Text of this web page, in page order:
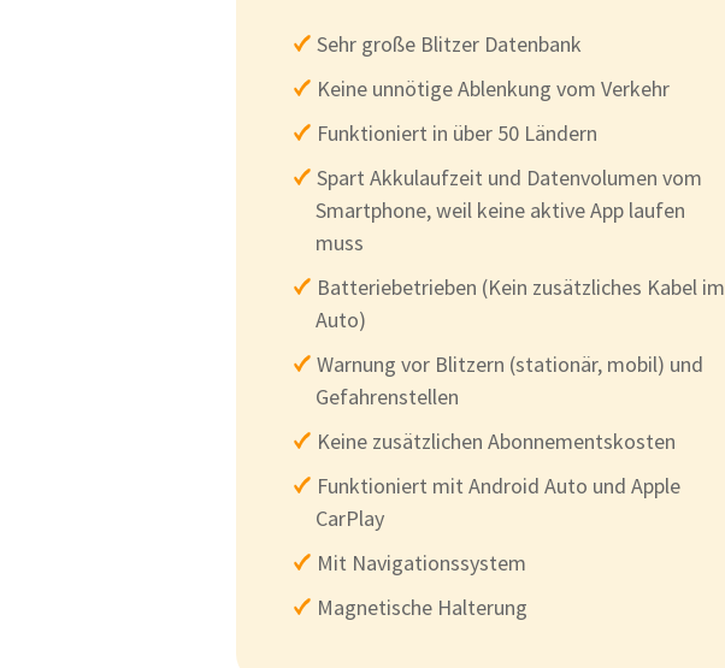
Sehr große Blitzer Datenbank
Keine unnötige Ablenkung vom Verkehr
Funktioniert in über 50 Ländern
Spart Akkulaufzeit und Datenvolumen vom
Smartphone, weil keine aktive App laufen
muss
Batteriebetrieben (Kein zusätzliches Kabel im
Auto)
Warnung vor Blitzern (stationär, mobil) und
Gefahrenstellen
Keine zusätzlichen Abonnementskosten
Funktioniert mit Android Auto und Apple
CarPlay
Mit Navigationssystem
Magnetische Halterung